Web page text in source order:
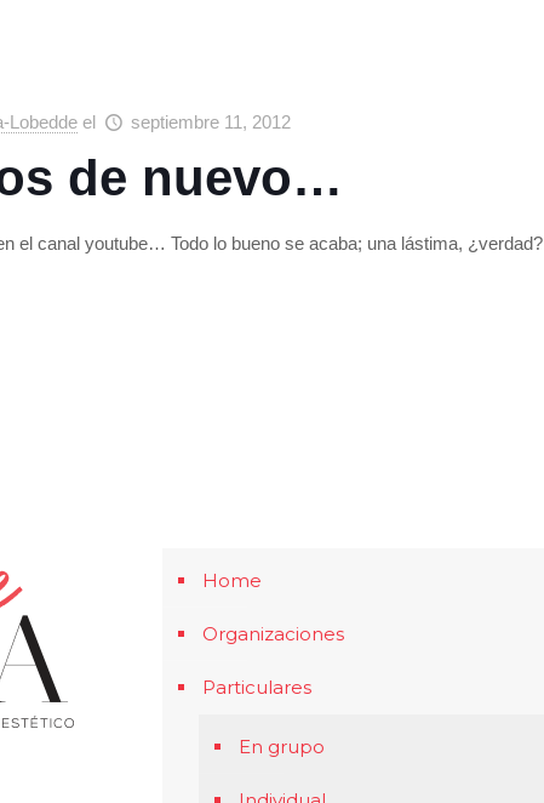
Lobedde el septiembre 11, 2012
de nuevo…
el canal youtube… Todo lo bueno se acaba; una lástima,
Home
Organizaciones
Particulares
En grupo